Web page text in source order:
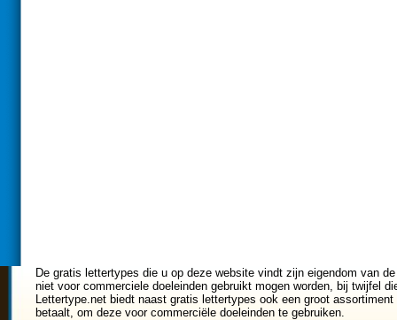
De gratis lettertypes die u op deze website vindt zijn eigendom van
niet voor commerciele doeleinden gebruikt mogen worden, bij twijfel
Lettertype.net biedt naast gratis lettertypes ook een groot
betaalt, om deze voor commerciële doeleinden te gebruiken.